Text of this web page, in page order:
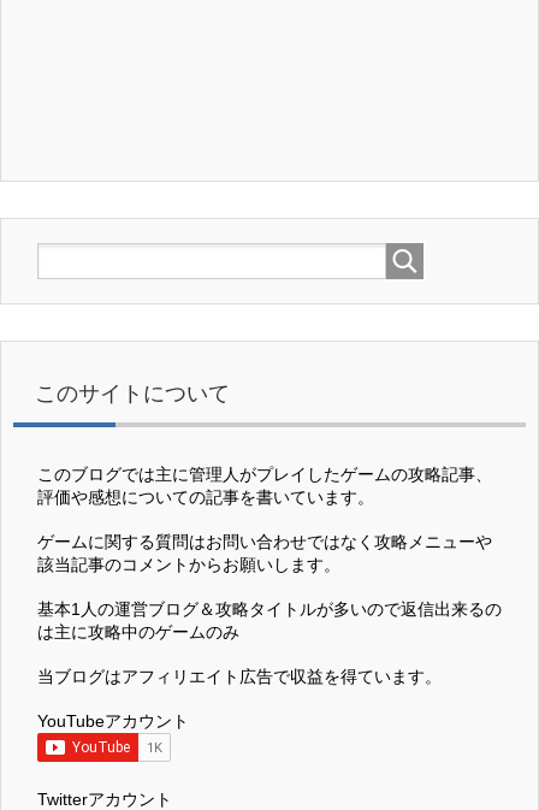
このサイトについて
このブログでは主に管理人がプレイしたゲームの攻略記事、
評価や感想についての記事を書いています。
ゲームに関する質問はお問い合わせではなく攻略メニューや
該当記事のコメントからお願いします。
基本1人の運営ブログ＆攻略タイトルが多いので返信出来るの
は主に攻略中のゲームのみ
当ブログはアフィリエイト広告で収益を得ています。
YouTubeアカウント
Twitterアカウント